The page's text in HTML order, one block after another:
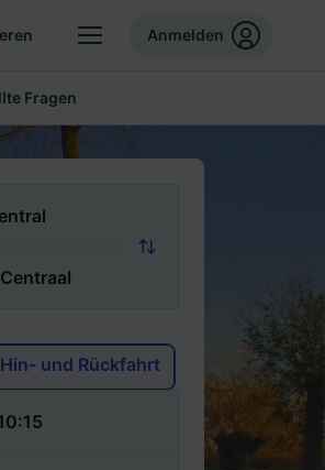
Anmelden
Fragen
Hin- und Rückfahrt